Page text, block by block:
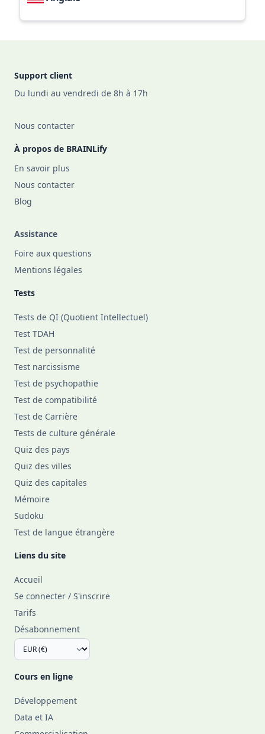
Support client
Du lundi au vendredi de 8h à 17h
Nous contacter
À propos de BRAINLify
En savoir plus
Nous contacter
Blog
Assistance
Foire aux questions
Mentions légales
Tests
Tests de QI (Quotient Intellectuel)
Test TDAH
Test de personnalité
Test narcissisme
Test de psychopathie
Test de compatibilité
Test de Carrière
Tests de culture générale
Quiz des pays
Quiz des villes
Quiz des capitales
Mémoire
Sudoku
Test de langue étrangère
Liens du site
Accueil
Se connecter / S'inscrire
Tarifs
Désabonnement
Cours en ligne
Développement
Data et IA